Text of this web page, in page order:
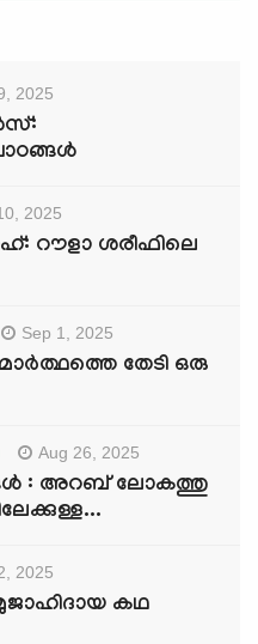
2025
2025
റൗളാ ശരീഫിലെ
Sep 1, 2025
തേടി ഒരു
Aug 26, 2025
: അറബ് ലോകത്തു
2025
കഥ